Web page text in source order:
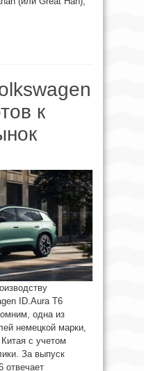
к
ID.Aura T6
одна из
немецкой марки,
с учетом
За выпуск
отвечает